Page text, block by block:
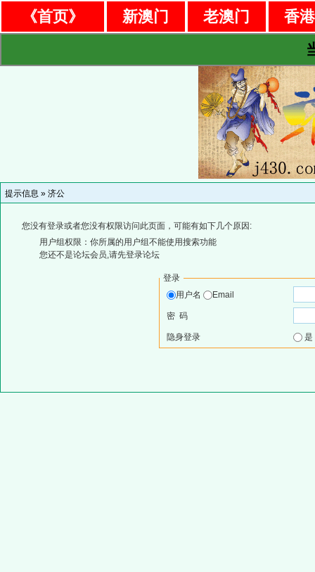
《首页》 新澳门 老澳门
香
提示信息 » 济公
您没有登录或者您没有权限访问此页面，可能有如下几个原因:
用户组权限：你所属的用户组不能使用搜索功能
您还不是论坛会员,请先登录论坛
登录
用户名
Email
密 码
隐身登录